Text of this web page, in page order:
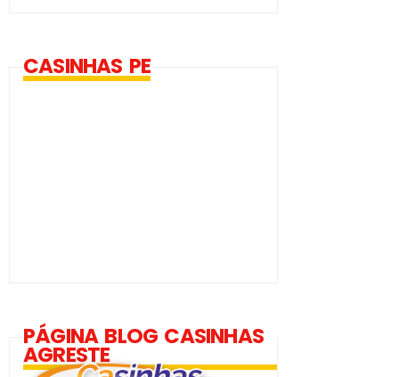
CASINHAS PE
PÁGINA BLOG CASINHAS
AGRESTE